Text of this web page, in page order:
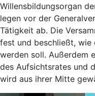
Willensbildungsorgan
legen vor der
Tätigkeit ab. Die
fest und beschließt, wie
werden soll. Außerdem
des Aufsichtsrates und
wird aus ihrer Mitte